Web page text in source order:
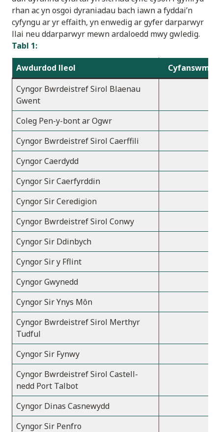
rhan ac yn osgoi dyraniadau bach iawn a fyddai’n
cyfyngu ar yr effaith, yn enwedig ar gyfer darparwyr
llai neu ddarparwyr mewn ardaloedd mwy gwledig.
Tabl 1:
Awdurdod lleol
Cyfanswm y
Cyngor Bwrdeistref Sirol Blaenau
Gwent
Coleg Pen-y-bont ar Ogwr
Cyngor Bwrdeistref Sirol Caerffili
Cyngor Caerdydd
Cyngor Sir Caerfyrddin
Cyngor Sir Ceredigion
Cyngor Bwrdeistref Sirol Conwy
Cyngor Sir Ddinbych
Cyngor Sir y Fflint
Cyngor Gwynedd
Cyngor Sir Ynys Môn
Cyngor Bwrdeistref Sirol Merthyr
Tudful
Cyngor Sir Fynwy
Cyngor Bwrdeistref Sirol Castell-
nedd Port Talbot
Cyngor Dinas Casnewydd
Cyngor Sir Penfro